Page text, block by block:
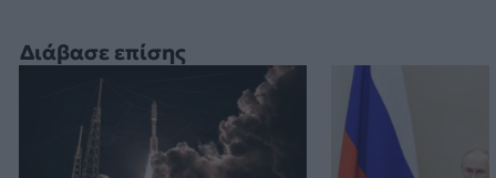
Διάβασε επίσης